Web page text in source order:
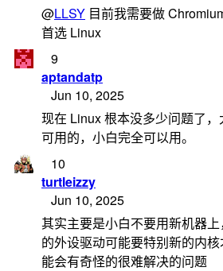
@LLSY 目前我需要做
首选 Linux
9
aptandatp
Jun 10, 2025
现在 Linux 根本没多少问题了
可用的，小白完全可以用。
10
turtleizzy
Jun 10, 2025
其实主要是小白不要用新机器
的外设驱动可能要特别新的内
能会有奇怪的很难解决的问题